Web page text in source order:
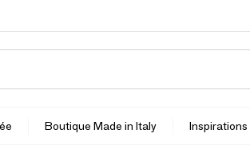
Boutique Made in Italy Inspirations